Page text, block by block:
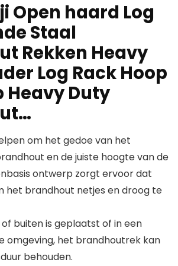
Open haard Log
Staal
Rekken Heavy
Log Rack Hoop
Heavy Duty
om het gedoe van het
en de juiste hoogte van de
ontwerp zorgt ervoor dat
het brandhout netjes en droog te
buiten is geplaatst of in een
omgeving, het brandhoutrek kan
behouden.